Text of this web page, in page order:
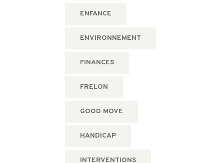
ENFANCE
ENVIRONNEMENT
FINANCES
FRELON
GOOD MOVE
HANDICAP
INTERVENTIONS